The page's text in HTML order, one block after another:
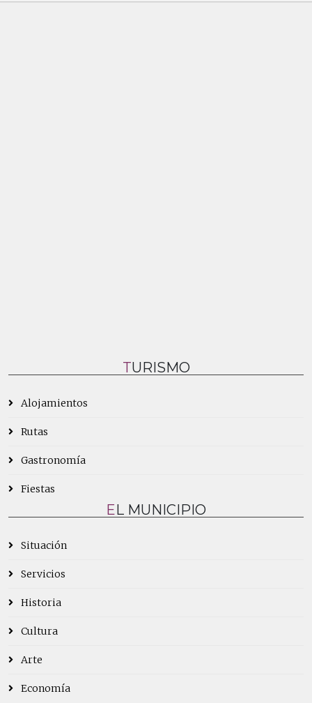
TURISMO
Alojamientos
Rutas
Gastronomía
Fiestas
EL MUNICIPIO
Situación
Servicios
Historia
Cultura
Arte
Economía